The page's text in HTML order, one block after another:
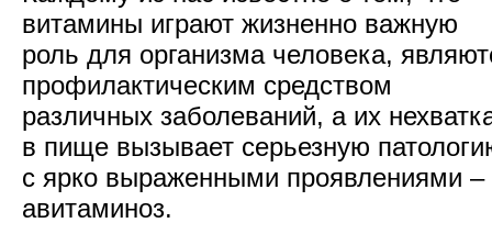
витамины играют жизненно важную
роль для организма человека,
профилактическим средством
различных заболеваний, а их
в пище вызывает серьезную
с ярко выраженными проявлениями –
авитаминоз.